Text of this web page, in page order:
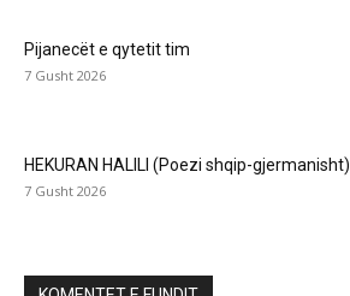
Pijanecët e qytetit tim
7 Gusht 2026
HEKURAN HALILI (Poezi shqip-gjermanisht)
7 Gusht 2026